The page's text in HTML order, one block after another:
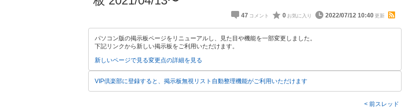
47 0 2022/07/12 10:40
パソコン版の掲示板ページをリニューアルし、見た目や機能を一部変更しました。
下記リンクから新しい掲示板をご利用いただけます。
新しいページで見る変更点の詳細を見る
VIP倶楽部に登録すると、掲示板無視リスト自動整理機能がご利用いただけます
前スレッド